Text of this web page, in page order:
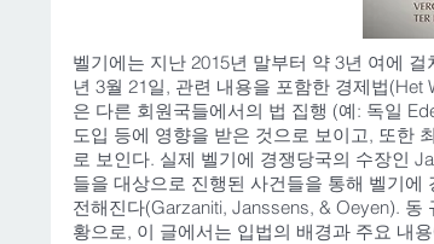
벨기에는 지난 2015년 말부터 약 3년 여에
년 3월 21일, 관련 내용을 포함한 경제법
은 다른 회원국들에서의 법 집행 (예: 독일
도입 등에 영향을 받은 것으로 보이고, 또한
로 보인다. 실제 벨기에 경쟁당국의 수장인
들을 대상으로 진행된 사건들을 통해 벨기에
전해진다(Garzaniti, Janssens, & Oeyen).
황으로, 이 글에서는 입법의 배경과 주요 내